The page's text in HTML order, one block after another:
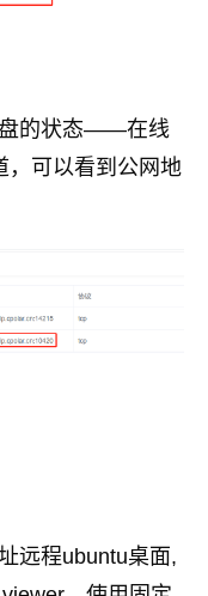
盘的状态——在线
，可以看到公网地
远程ubuntu桌面,